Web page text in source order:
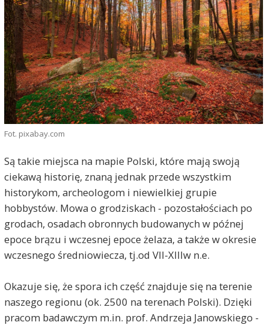
Fot. pixabay.com
Są takie miejsca na mapie Polski, które mają swoją
ciekawą historię, znaną jednak przede wszystkim
historykom, archeologom i niewielkiej grupie
hobbystów. Mowa o grodziskach - pozostałościach po
grodach, osadach obronnych budowanych w późnej
epoce brązu i wczesnej epoce żelaza, a także w okresie
wczesnego średniowiecza, tj.od VII-XIIIw n.e.
Okazuje się, że spora ich część znajduje się na terenie
naszego regionu (ok. 2500 na terenach Polski). Dzięki
pracom badawczym m.in. prof. Andrzeja Janowskiego -